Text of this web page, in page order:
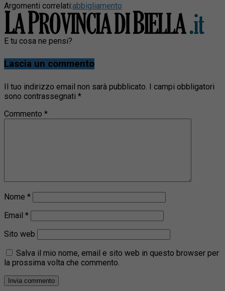
Argomenti correlati:abbigliamento
E tu cosa ne pensi?
Lascia un commento
Il tuo indirizzo email non sarà pubblicato. I campi obbligatori
sono contrassegnati *
Commento *
Nome *
Email *
Sito web
Salva il mio nome, email e sito web in questo browser per
la prossima volta che commento.